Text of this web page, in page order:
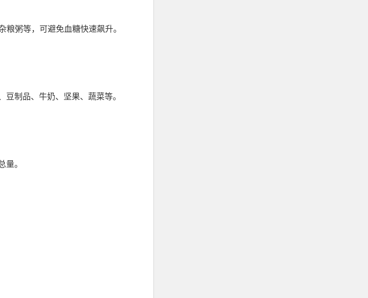
粥等，可避免血糖快速飙升。
制品、牛奶、坚果、蔬菜等。
。